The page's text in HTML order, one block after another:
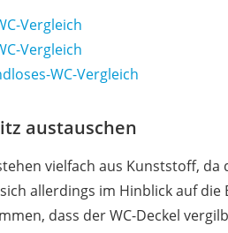
Vergleich
Vergleich
WC-Vergleich
austauschen
vielfach aus Kunststoff,
allerdings im Hinblick auf
dass der WC-Deckel